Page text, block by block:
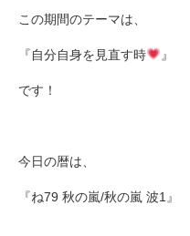
この期間のテーマは、
『自分自身を見直す時 』
です！
今日の暦は、
『ね79 秋の嵐/秋の嵐 波1』